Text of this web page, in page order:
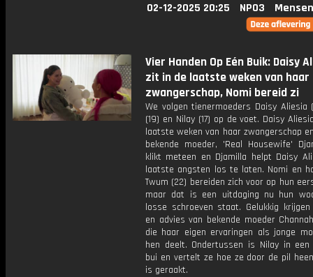
02-12-2025 20:25 NPO3
Vier Handen Op Eén Buik: Daisy
zit in de laatste weken van haar
zwangerschap, Nomi bereid zi
We volgen tienermoeders Daisy Aliesia
(19) en Nilay (17) op de voet. Daisy
laatste weken van haar zwangerschap
bekende moeder, 'Real Housewife'
klikt meteen en Djamilla helpt Daisy
laatste angsten los te laten. Nomi en
Twum (22) bereiden zich voor op hun
maar dat is een uitdaging nu hun
losse schroeven staat. Gelukkig
en advies van bekende moeder
die haar eigen ervaringen als jonge
hen deelt. Ondertussen is Nilay in een
bui en vertelt ze hoe ze door de pil
is geraakt.